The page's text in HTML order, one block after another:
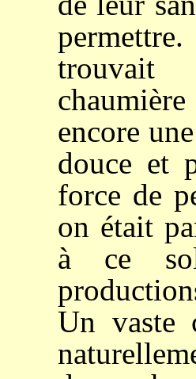
encore
douce et
force de
on était
à ce
Un vaste